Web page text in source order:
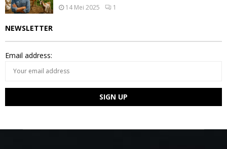
14 Mei 2025 1
NEWSLETTER
Email address: